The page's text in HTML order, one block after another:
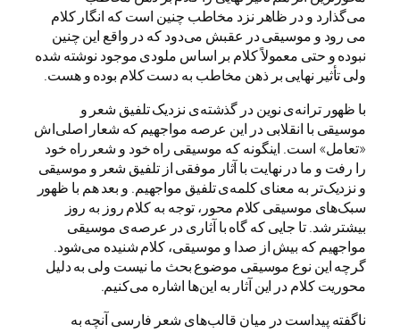
می‌گذارد و در ظاهر نزد مخاطب چنین است که انگار کلام
می رود و موسیقی در عقبش می‌دود که در واقع این چنین
نبوده و حتی معمولاً کلام بر اساس ملودی موجود نوشته شده
ولی تأثیر نهایی بر ذهن مخاطب به دست کلام بوده و هست.
با ظهور ترانه‌ی نوین در گذشته‌ی نزدیک تلفیق شعر و
موسیقی با انقلابی در این عرصه مواجهیم که شعار اصلی‌اش
«تعامل» است. اینگونه که موسیقی راه خود و شعر راه خود
را رفت و ما در نهایت با آثار موفقی از تلفیق شعر و موسیقی
و نزدیک‌تر به معنای کلمه‌ی تلفیق مواجهیم. و بعد هم با ظهور
سبک‌های موسیقی کلام محور، توجه به کلام روز به روز
بیشتر شد. تا جایی که گاه با آثاری در عرصه‌ی موسیقی
مواجهیم که بیش از صدا و موسیقی، کلام شنیده می‌شود.
گرچه این نوع موسیقی موضوع بحث ما نیست ولی به دلیل
محوریت کلام در این آثار به این‌ها اشاره می‌کنیم.
ناگفته پیداست در میان قالب‌های شعر فارسی آنچه به